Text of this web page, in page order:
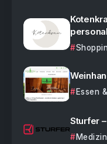
Essen
Sturfer